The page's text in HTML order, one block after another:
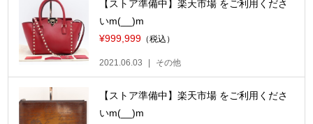
【ストア準備中】楽天市場 をご利用くださ
いm(__)m
¥999,999 （税込）
2021.06.03 その他
【ストア準備中】楽天市場 をご利用くださ
いm(__)m